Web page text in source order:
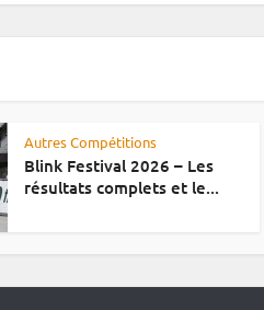
Autres Compétitions
Blink Festival 2026 – Les
résultats complets et le...